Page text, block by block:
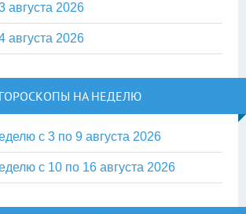
августа 2026
августа 2026
ГОРОСКОПЫ НА НЕДЕЛЮ
с 3 по 9 августа 2026
с 10 по 16 августа 2026